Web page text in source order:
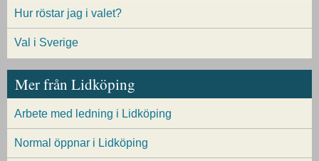
Hur röstar jag i valet?
Val i Sverige
Mer från Lidköping
Arbete med ledning i Lidköping
Normal öppnar i Lidköping